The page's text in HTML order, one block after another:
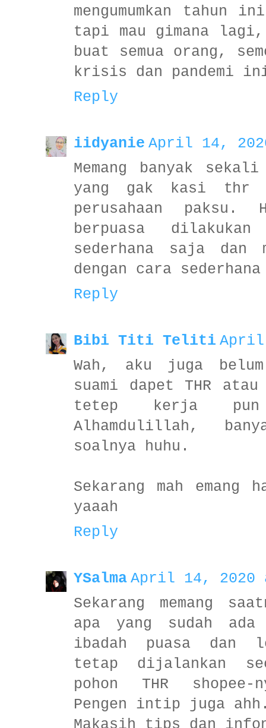
mengumumkan tahun
tapi mau gimana
buat semua orang,
krisis dan pandemi
Reply
iidyanie April 14,
Memang banyak
yang gak kasi thr
perusahaan paksu.
berpuasa
sederhana saja dan
dengan cara sederhana
Reply
Bibi Titi Teliti April
Wah, aku juga belum
suami dapet THR
tetep kerja
Alhamdulillah,
soalnya huhu.
Sekarang mah
yaaah
Reply
YSalma April 14, 2020
Sekarang memang
apa yang sudah
ibadah puasa dan
tetap dijalankan
pohon THR
Pengen intip juga
Makasih tips dan